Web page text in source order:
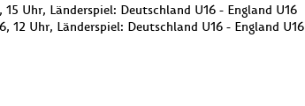
Uhr, Länderspiel: Deutschland U16 - England U16
12 Uhr, Länderspiel: Deutschland U16 - England U16